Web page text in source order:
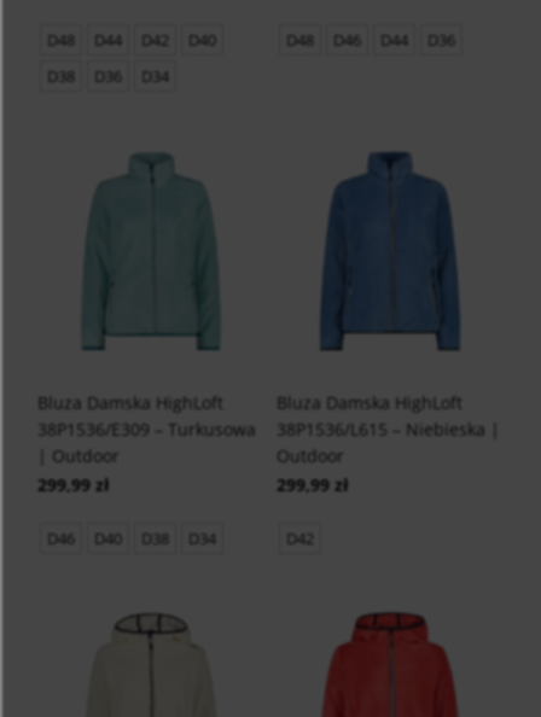
D48 D44 D42
D40
D38
D36 D34
D48 D46 D44 D36
Bluza Damska HighLoft
38P1536/E309 – Turkusowa
| Outdoor
299,99 zł
D46 D40 D38 D34
Bluza Damska HighLoft
38P1536/L615 – Niebieska |
Outdoor
299,99 zł
D42